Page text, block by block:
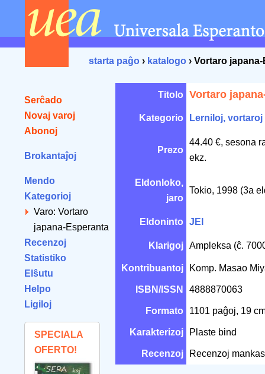
starta paĝo › katalogo › Vortaro
Serĉado
Novaj varoj
Abonoj
Brokantaĵoj
Mendo
Kategorioj
Varo: Vortaro
japana-Esperanta
Recenzoj
Statistiko
Elŝutu
Helpo
Ligiloj
SPECIALA
OFERTO!
Titolo Vortaro
Kategorio Lerniloj, vortaroj
Prezo
44.40 €, sesona
ekz.
Eldonloko,
jaro
Tokio, 1998 (3a
Eldoninto JEI
Klarigoj Ampleksa (ĉ.
Kontribuantoj Komp. Masao
ISBN/ISSN 4888870063
Formato 1101 paĝoj, 19
Karakterizoj Plaste bind
Recenzoj Recenzoj